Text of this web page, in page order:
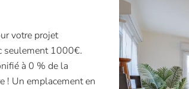
votre projet
seulement 1000€.
à 0 % de la
! Un emplacement en